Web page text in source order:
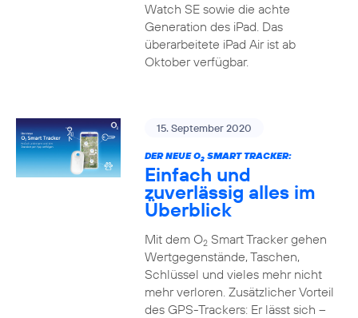
Watch SE sowie die achte
Generation des iPad. Das
überarbeitete iPad Air ist ab
Oktober verfügbar.
15. September 2020
DER NEUE O2SMART TRACKER:
Einfach und
zuverlässig alles im
Überblick
Mit dem O2Smart Tracker gehen
Wertgegenstände, Taschen,
Schlüssel und vieles mehr nicht
mehr verloren. Zusätzlicher Vorteil
des GPS-Trackers: Er lässt sich –